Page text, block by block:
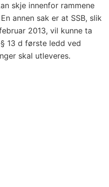
skje innenfor rammene
annen sak er at SSB, slik
2013, vil kunne ta
13 d første ledd ved
skal utleveres.